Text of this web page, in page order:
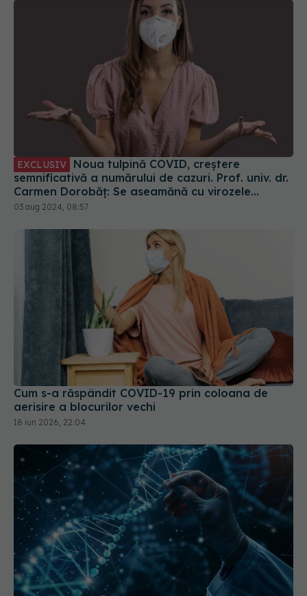
semnificativă a numărului de cazuri. Prof. univ. dr.
Carmen Dorobăț: Se aseamănă cu virozele
respiratorii. Nu necesită tratament simptomatic
03 aug 2024, 08:57
Cum s-a răspândit COVID-19 prin coloana de
aerisire a blocurilor vechi
18 iun 2026, 22:04
ARN-ul autoamplificator, o nouă speranță pentru
vaccinurile COVID-19 și tratamentele pentru